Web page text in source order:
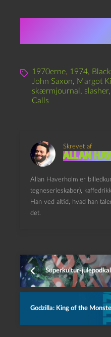
1970erne, 1974,
John Saxon, Margot
skærmjournal , slasher,
Calls
Skrevet af
Allan
Allan Haverholm er
tegneserieskaber),
Han ved altid, hvad han
det.
Superkultur-
Godzilla: King of the